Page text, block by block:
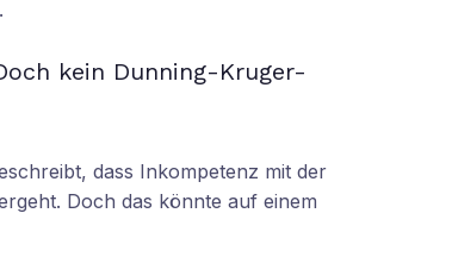
kein Dunning-Kruger-
dass Inkompetenz mit der
Doch das könnte auf einem